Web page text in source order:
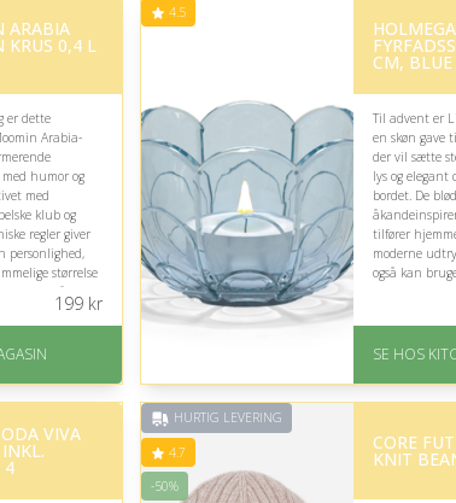
ARABIA
KRUS 0,4 L
er dette
Arabia-
humor og
med
klub og
regler giver
personlighed,
størrelse
til både
pauser.
199kr
4.5
CM, BLUE
Til advent er
en skøn gave
der vil sætte
lys og elegant
bordet. De
tilfører
moderne
også kan
På lager
Levering:
SE HOS
VIVA
4
HURTIG LEVERING
4.7
-50%
CORE
KNIT